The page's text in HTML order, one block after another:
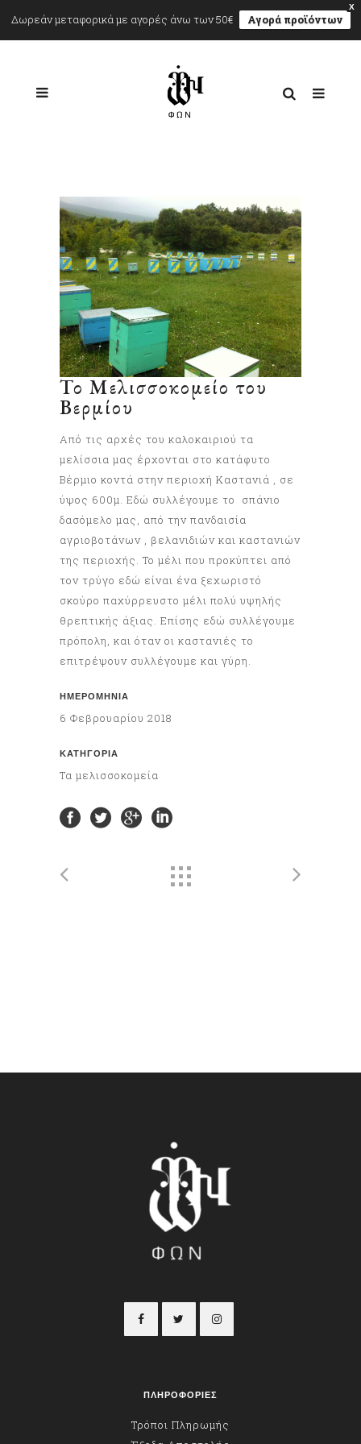
X
Δωρεάν μεταφορικά με αγορές άνω των 50€ Αγορά προϊόντων
Το Μελισσοκομείο του
Βερμίου
Από τις αρχές του καλοκαιριού τα
μελίσσια μας έρχονται στο κατάφυτο
Βέρμιο κοντά στην περιοχή Καστανιά , σε
ύψος 600μ. Εδώ συλλέγουμε το σπάνιο
δασόμελο μας, από την πανδαισία
αγριοβοτάνων , βελανιδιών και καστανιών
της περιοχής. Το μέλι που προκύπτει από
τον τρύγο εδώ είναι ένα ξεχωριστό
σκούρο παχύρρευστο μέλι πολύ υψηλής
θρεπτικής άξιας. Επίσης εδώ συλλέγουμε
πρόπολη, και όταν οι καστανιές το
επιτρέψουν συλλέγουμε και γύρη.
ΗΜΕΡΟΜΗΝΊΑ
6 Φεβρουαρίου 2018
ΚΑΤΗΓΟΡΊΑ
Τα μελισσοκομεία
ΠΛΗΡΟΦΟΡΙΕΣ
Τρόποι Πληρωμής